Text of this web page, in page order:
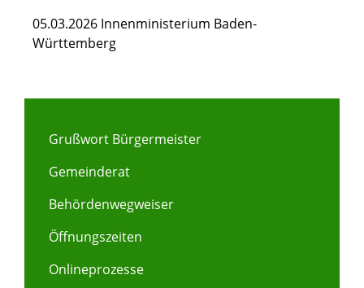
05.03.2026 Innenministerium Baden-
Württemberg
Grußwort Bürgermeister
Gemeinderat
Behördenwegweiser
Öffnungszeiten
Onlineprozesse